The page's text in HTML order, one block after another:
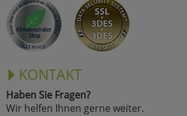
KONTAKT
Haben Sie Fragen?
Wir helfen Ihnen gerne weiter.
Marketing
Alle Akzeptieren